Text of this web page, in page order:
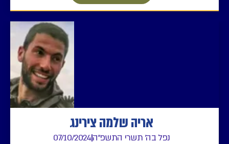
אריה שלמה צירינג
נפל בה' תשרי התשפ"ה07/10/2024